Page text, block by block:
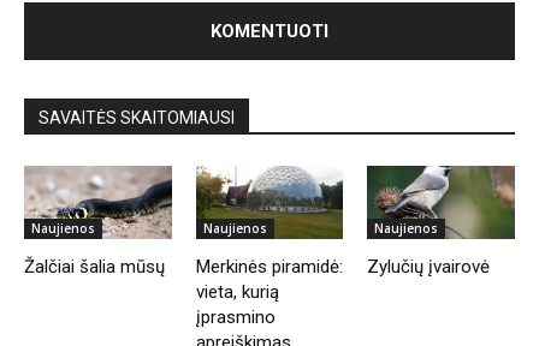
SAVAITĖS SKAITOMIAUSI
Naujienos
Žalčiai šalia mūsų
Naujienos
Merkinės piramidė:
vieta, kurią
įprasmino
Naujienos
Zylučių įvairovė